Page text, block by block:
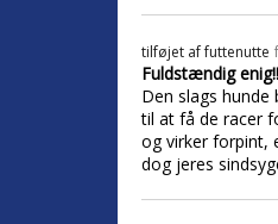
tilføjet affuttenutte
Fuldstændig
Den slags
til at få de racer
og virker forpint,
dog jeres